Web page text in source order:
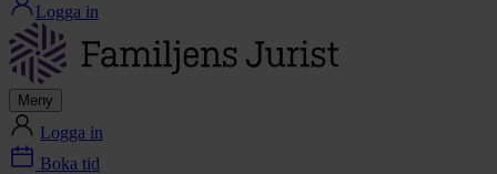
Logga in
Meny
Logga in
Boka tid